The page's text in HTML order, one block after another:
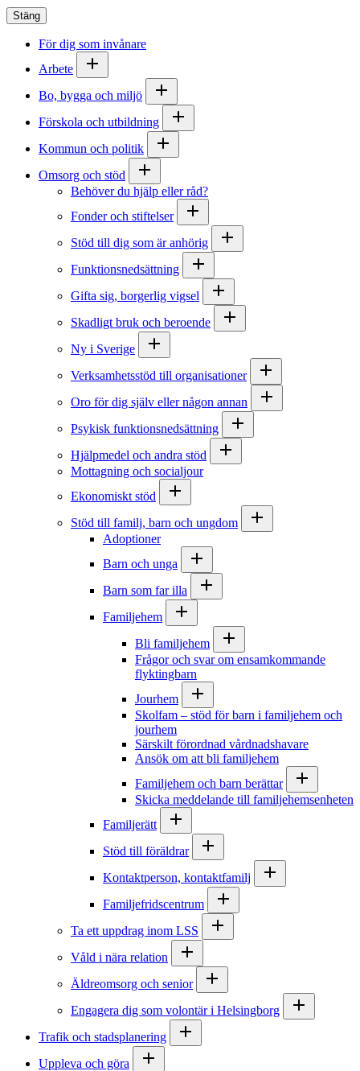
Stäng
För dig som invånare
Arbete
Bo, bygga och miljö
Förskola och utbildning
Kommun och politik
Omsorg och stöd
Behöver du hjälp eller råd?
Fonder och stiftelser
Stöd till dig som är anhörig
Funktionsnedsättning
Gifta sig, borgerlig vigsel
Skadligt bruk och beroende
Ny i Sverige
Verksamhetsstöd till organisationer
Oro för dig själv eller någon annan
Psykisk funktionsnedsättning
Hjälpmedel och andra stöd
Mottagning och socialjour
Ekonomiskt stöd
Stöd till familj, barn och ungdom
Adoptioner
Barn och unga
Barn som far illa
Familjehem
Bli familjehem
Frågor och svar om ensamkommande
flyktingbarn
Jourhem
Skolfam – stöd för barn i familjehem och
jourhem
Särskilt förordnad vårdnadshavare
Ansök om att bli familjehem
Familjehem och barn berättar
Skicka meddelande till familjehemsenheten
Familjerätt
Stöd till föräldrar
Kontaktperson, kontaktfamilj
Familjefridscentrum
Ta ett uppdrag inom LSS
Våld i nära relation
Äldreomsorg och senior
Engagera dig som volontär i Helsingborg
Trafik och stadsplanering
Uppleva och göra